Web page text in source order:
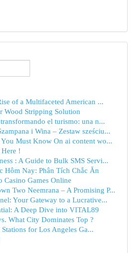
of a Multifaceted American ...
Wood Stripping Solution
el turismo: una n...
i Wina – Zestaw sześciu...
You Must Know On ai content wo...
!
: A Guide to Bulk SMS Servi...
Hôm Nay: Phân Tích Chắc Ăn
Casino Games Online
Two Neemrana – A Promising P...
Your Gateway to a Lucrative...
A Deep Dive into VITAL89
What City Dominates Top ?
for Los Angeles Ga...